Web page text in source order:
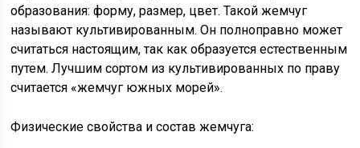
образования: форму, размер, цвет. Такой жемчуг
называют культивированным. Он полноправно может
считаться настоящим, так как образуется естественным
путем. Лучшим сортом из культивированных по праву
считается «жемчуг южных морей».
Физические свойства и состав жемчуга: